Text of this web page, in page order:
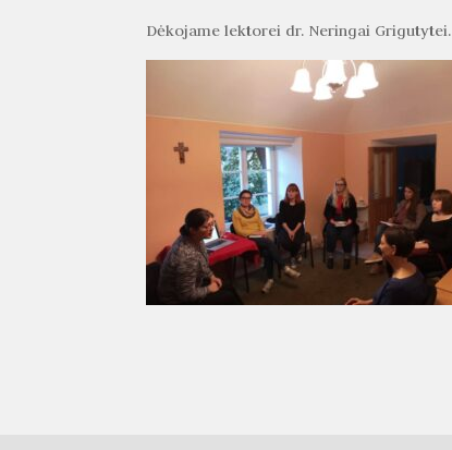
Dėkojame lektorei dr. Neringai Grigutytei.